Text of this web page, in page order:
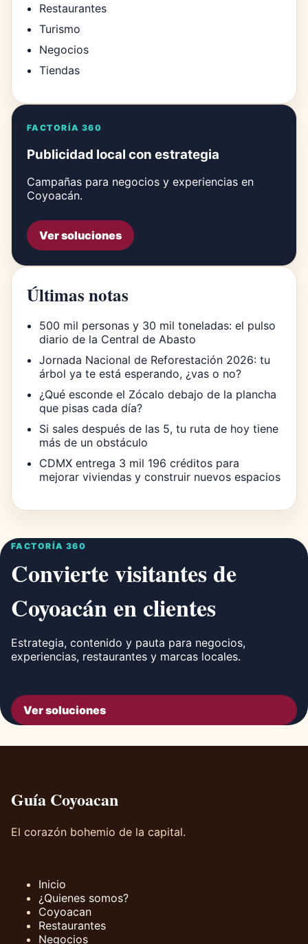
Restaurantes
Turismo
Negocios
Tiendas
FACTORÍA 360
Publicidad local con estrategia
Campañas para negocios y experiencias en
Coyoacán.
Ver soluciones
Últimas notas
500 mil personas y 30 mil toneladas: el pulso
diario de la Central de Abasto
Jornada Nacional de Reforestación 2026: tu
árbol ya te está esperando, ¿vas o no?
¿Qué esconde el Zócalo debajo de la plancha
que pisas cada día?
Si sales después de las 5, tu ruta de hoy tiene
más de un obstáculo
CDMX entrega 3 mil 196 créditos para
mejorar viviendas y construir nuevos espacios
FACTORÍA 360
Convierte visitantes de
Coyoacán en clientes
Estrategia, contenido y pauta para negocios,
experiencias, restaurantes y marcas locales.
Ver soluciones
Guía Coyoacan
El corazón bohemio de la capital.
Inicio
¿Quienes somos?
Coyoacan
Restaurantes
Negocios